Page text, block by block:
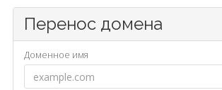
Перенос домена
Доменное имя